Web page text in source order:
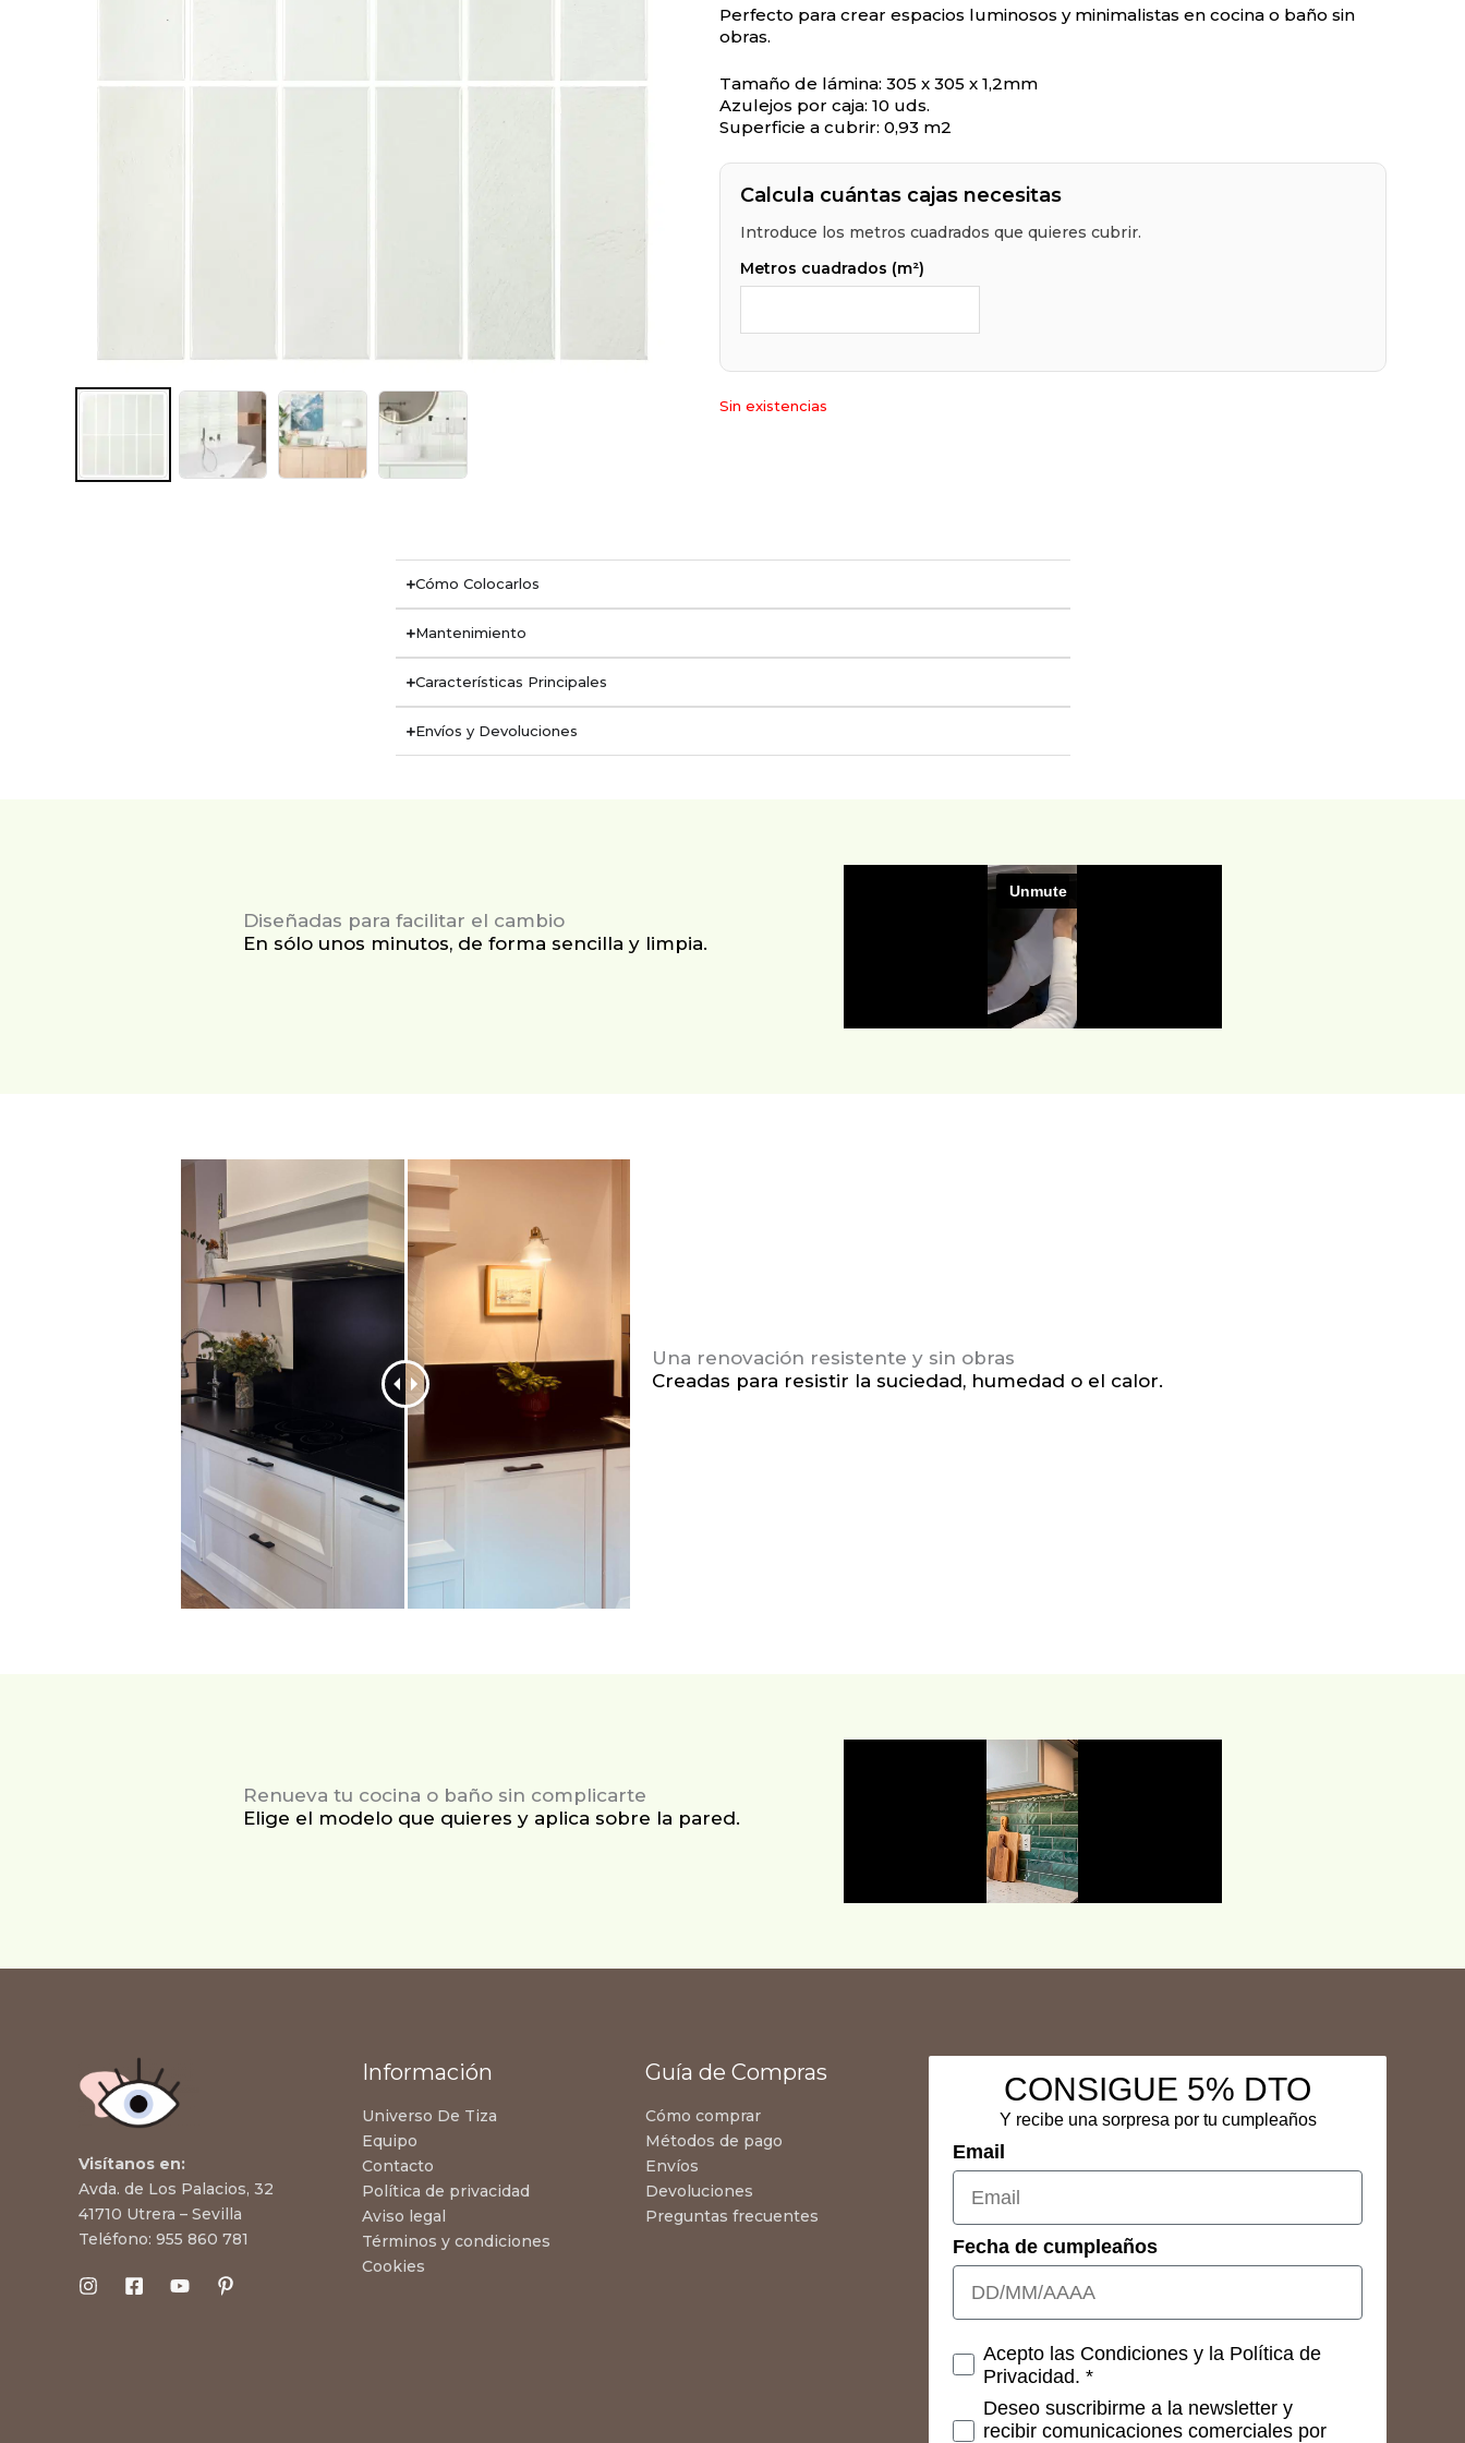
Perfecto para crear espacios luminosos y minimalistas en cocina o baño sin
obras.
Tamaño de lámina: 305 x 305 x 1,2mm
Azulejos por caja: 10 uds.
Superficie a cubrir: 0,93 m2
Calcula cuántas cajas necesitas
Introduce los metros cuadrados que quieres cubrir.
Metros cuadrados (m²)
Sin existencias
Cómo Colocarlos
Mantenimiento
Características Principales
Envíos y Devoluciones
Diseñadas para facilitar el cambio
En sólo unos minutos, de forma sencilla y limpia.
Una renovación resistente y sin obras
Creadas para resistir la suciedad, humedad o el calor.
Renueva tu cocina o baño sin complicarte
Elige el modelo que quieres y aplica sobre la pared.
Visítanos en:
Avda. de Los Palacios, 32
41710 Utrera – Sevilla
Teléfono: 955 860 781
Información
Universo De Tiza
Equipo
Contacto
Política de privacidad
Aviso legal
Términos y condiciones
Cookies
Guía de Compras
Cómo comprar
Métodos de pago
Envíos
Devoluciones
Preguntas frecuentes
CONSIGUE 5% DTO
Y recibe una sorpresa por tu cumpleaños
Email
Fecha de cumpleaños
Consetimientos
Acepto las Condiciones y la Política de
Privacidad. *
Deseo suscribirme a la newsletter y
recibir comunicaciones comerciales por